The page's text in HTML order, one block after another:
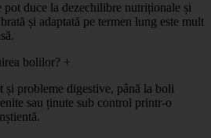
duce la dezechilibre nutriționale și
și adaptată pe termen lung este mult
bolilor? +
și probleme digestive, până la boli
sau ținute sub control printr-o